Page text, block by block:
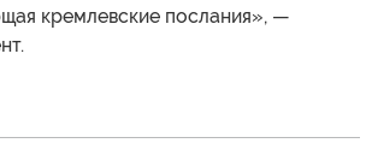
кремлевские послания», —